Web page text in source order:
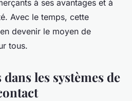
à ses avantages et à
Avec le temps, cette
devenir le moyen de
tous.
les systèmes de